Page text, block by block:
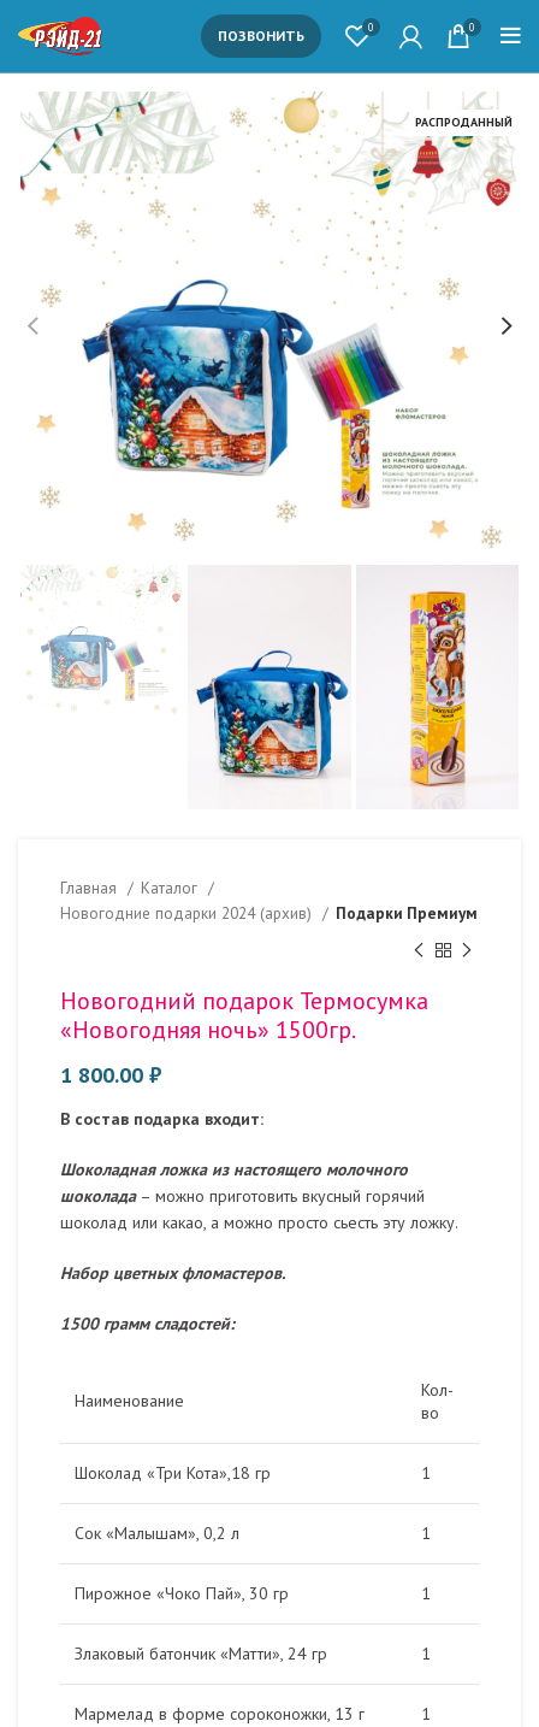
ПОЗВОНИТЬ 0 0
РАСПРОДАННЫЙ
Главная
Каталог
Новогодние подарки 2024 (архив)
Подарки Премиум
Новогодний подарок Термосумка
«Новогодняя ночь» 1500гр.
1 800.00 ₽
В состав подарка входит:
Шоколадная ложка из настоящего молочного
шоколада– можно приготовить вкусный горячий
шоколад или какао, а можно просто сьесть эту ложку.
Набор цветных фломастеров.
1500 грамм сладостей:
Наименование
Кол-
во
Шоколад «Три Кота»,18 гр 1
Сок «Малышам», 0,2 л 1
Пирожное «Чоко Пай», 30 гр 1
Злаковый батончик «Матти», 24 гр 1
Мармелад в форме сороконожки, 13 г 1